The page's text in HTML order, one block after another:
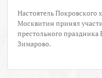
Настоятель Покровского
Москвитин принял
престольного праздника
Зимарово.